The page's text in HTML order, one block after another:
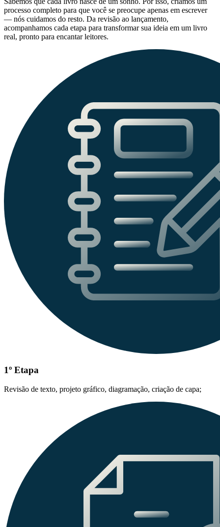
processo completo para que você se preocupe apenas em escrever
— nós cuidamos do resto. Da revisão ao lançamento,
acompanhamos cada etapa para transformar sua ideia em um livro
real, pronto para encantar leitores.
1º Etapa
Revisão de texto, projeto gráfico, diagramação, criação de capa;